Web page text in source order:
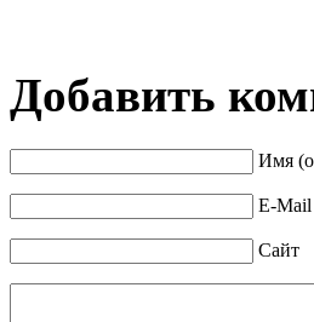
Добавить
Имя
E-Mail
Сайт